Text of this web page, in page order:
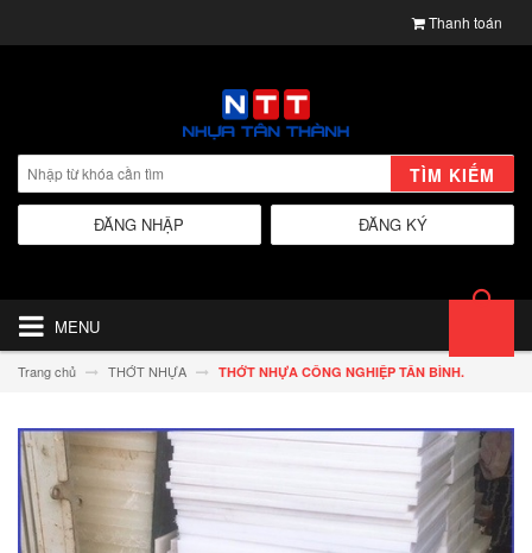
Thanh toán
TÌM KIẾM
ĐĂNG KÝ
ĐĂNG NHẬP
MENU
Trang chủ THỚT NHỰA THỚT NHỰA CÔNG NGHIỆP TÂN BÌNH.